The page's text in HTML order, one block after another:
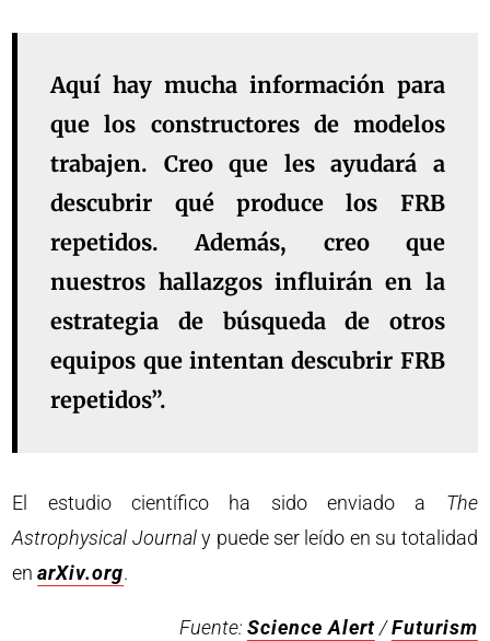
Aquí hay mucha información para
que los constructores de modelos
trabajen. Creo que les ayudará a
descubrir qué produce los FRB
repetidos. Además, creo que
nuestros hallazgos influirán en la
estrategia de búsqueda de otros
equipos que intentan descubrir FRB
repetidos”.
El estudio científico ha sido enviado a The
Astrophysical Journaly puede ser leído en su totalidad
enarXiv.org.
Fuente: Science Alert/Futurism